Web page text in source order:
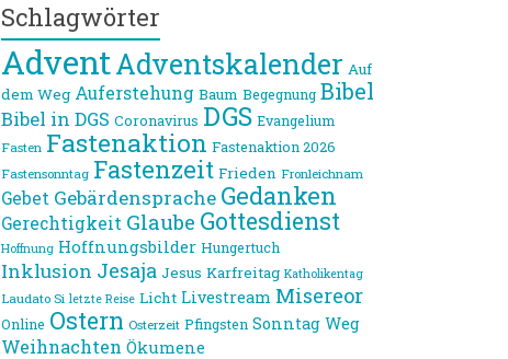
Schlagwörter
AdventAdventskalender Auf
dem Weg Auferstehung Baum Begegnung Bibel
Bibel in DGS Coronavirus DGS Evangelium
Fasten Fastenaktion Fastenaktion 2026
Fastensonntag Fastenzeit Frieden Fronleichnam
Gebet Gebärdensprache Gedanken
Gerechtigkeit Glaube Gottesdienst
Hoffnung Hoffnungsbilder Hungertuch
Inklusion Jesaja Jesus Karfreitag Katholikentag
Laudato Si letzte Reise Licht Livestream Misereor
Online Ostern Osterzeit Pfingsten Sonntag Weg
Weihnachten Ökumene